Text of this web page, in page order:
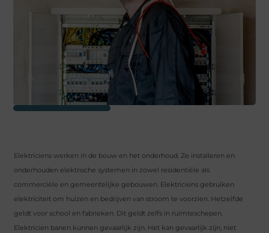
Elektriciens werken in de bouw en het onderhoud. Ze installeren en
onderhouden elektrische systemen in zowel residentiële als
commerciële en gemeentelijke gebouwen. Elektriciens gebruiken
elektriciteit om huizen en bedrijven van stroom te voorzien. Hetzelfde
geldt voor school en fabrieken. Dit geldt zelfs in ruimteschepen.
Elektricien banen kunnen gevaarlijk zijn. Het kan gevaarlijk zijn, niet